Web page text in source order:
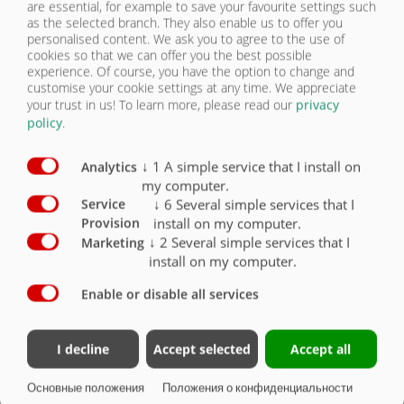
системы FWS
Внешний дисплей для весовой системы FWS
Fliegl Tracker: распознавание транспортного
средства для FWS, с 1 iBeacon для каждого
транспортного средства и уборочной
машины
Универсальный терминал A3 с цветным
сенсорным экраном 4,3" и 8 кнопками
управления, колесиком прокрутки
Универсальный терминал CCI-50 ISOBUS с
цветным сенсорным экраном 5,6" и 12
Универсальный терминал CCI-200 ISOBUS с
are essential, for example to save your favourite settings such
as the selected branch. They also enable us to offer you
personalised content. We ask you to agree to the use of
cookies so that we can offer you the best possible
experience. Of course, you have the option to change and
customise your cookie settings at any time. We appreciate
your trust in us! To learn more, please read our privacy
policy.
Analytics ↓ 1 A simple service that I install on
my computer.
Service
Provision
↓ 6 Several simple services that I
install on my computer.
Marketing ↓ 2 Several simple services that I
install on my computer.
Enable or disable all services
I decline Accept selected Accept all
Основные положения Положения о конфиденциальности